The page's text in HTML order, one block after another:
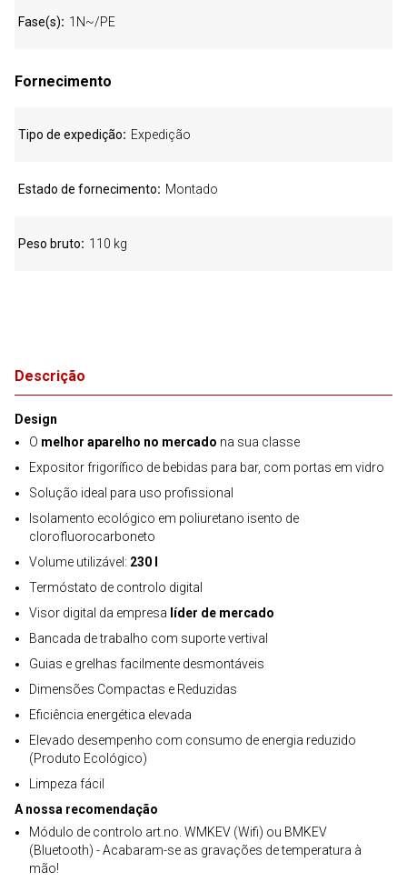
Descrição
Design
O melhor aparelho no mercado na sua classe
Expositor frigorífico de bebidas para bar, com portas em vidro
Solução ideal para uso profissional
Isolamento ecológico em poliuretano isento de
clorofluorocarboneto
Volume utilizável: 230 l
Termóstato de controlo digital
Visor digital da empresa líder de mercado
Bancada de trabalho com suporte vertival
Guias e grelhas facilmente desmontáveis
Dimensões Compactas e Reduzidas
Eficiência energética elevada
Elevado desempenho com consumo de energia reduzido
(Produto Ecológico)
Limpeza fácil
A nossa recomendação
Módulo de controlo art.no. WMKEV (Wifi) ou BMKEV
(Bluetooth) - Acabaram-se as gravações de temperatura à
mão!
Fase(s) 1N~/PE
Fornecimento
Tipo de expedição Expedição
Estado de fornecimento Montado
Peso bruto 110 kg